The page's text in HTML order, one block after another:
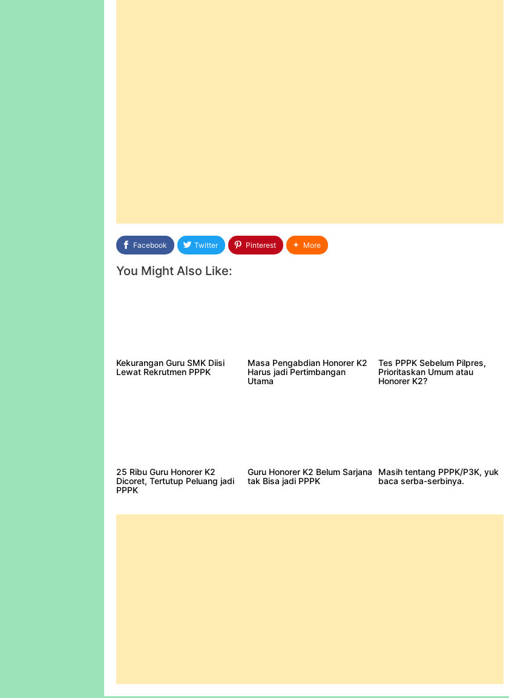
Facebook Twitter Pinterest More
You Might Also Like:
Kekurangan Guru SMK Diisi
Lewat Rekrutmen PPPK
Masa Pengabdian Honorer K2
Harus jadi Pertimbangan
Utama
Tes PPPK Sebelum Pilpres,
Prioritaskan Umum atau
Honorer K2?
25 Ribu Guru Honorer K2
Dicoret, Tertutup Peluang jadi
PPPK
Guru Honorer K2 Belum Sarjana
tak Bisa jadi PPPK
Masih tentang PPPK/P3K, yuk
baca serba-serbinya.